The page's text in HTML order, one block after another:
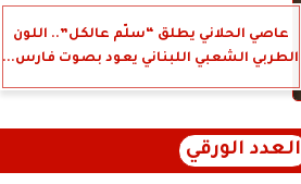
عاصي الحلاني يطلق “سلّم عالكل”.. اللون
الطربي الشعبي اللبناني يعود بصوت فارس...
العدد الورقي